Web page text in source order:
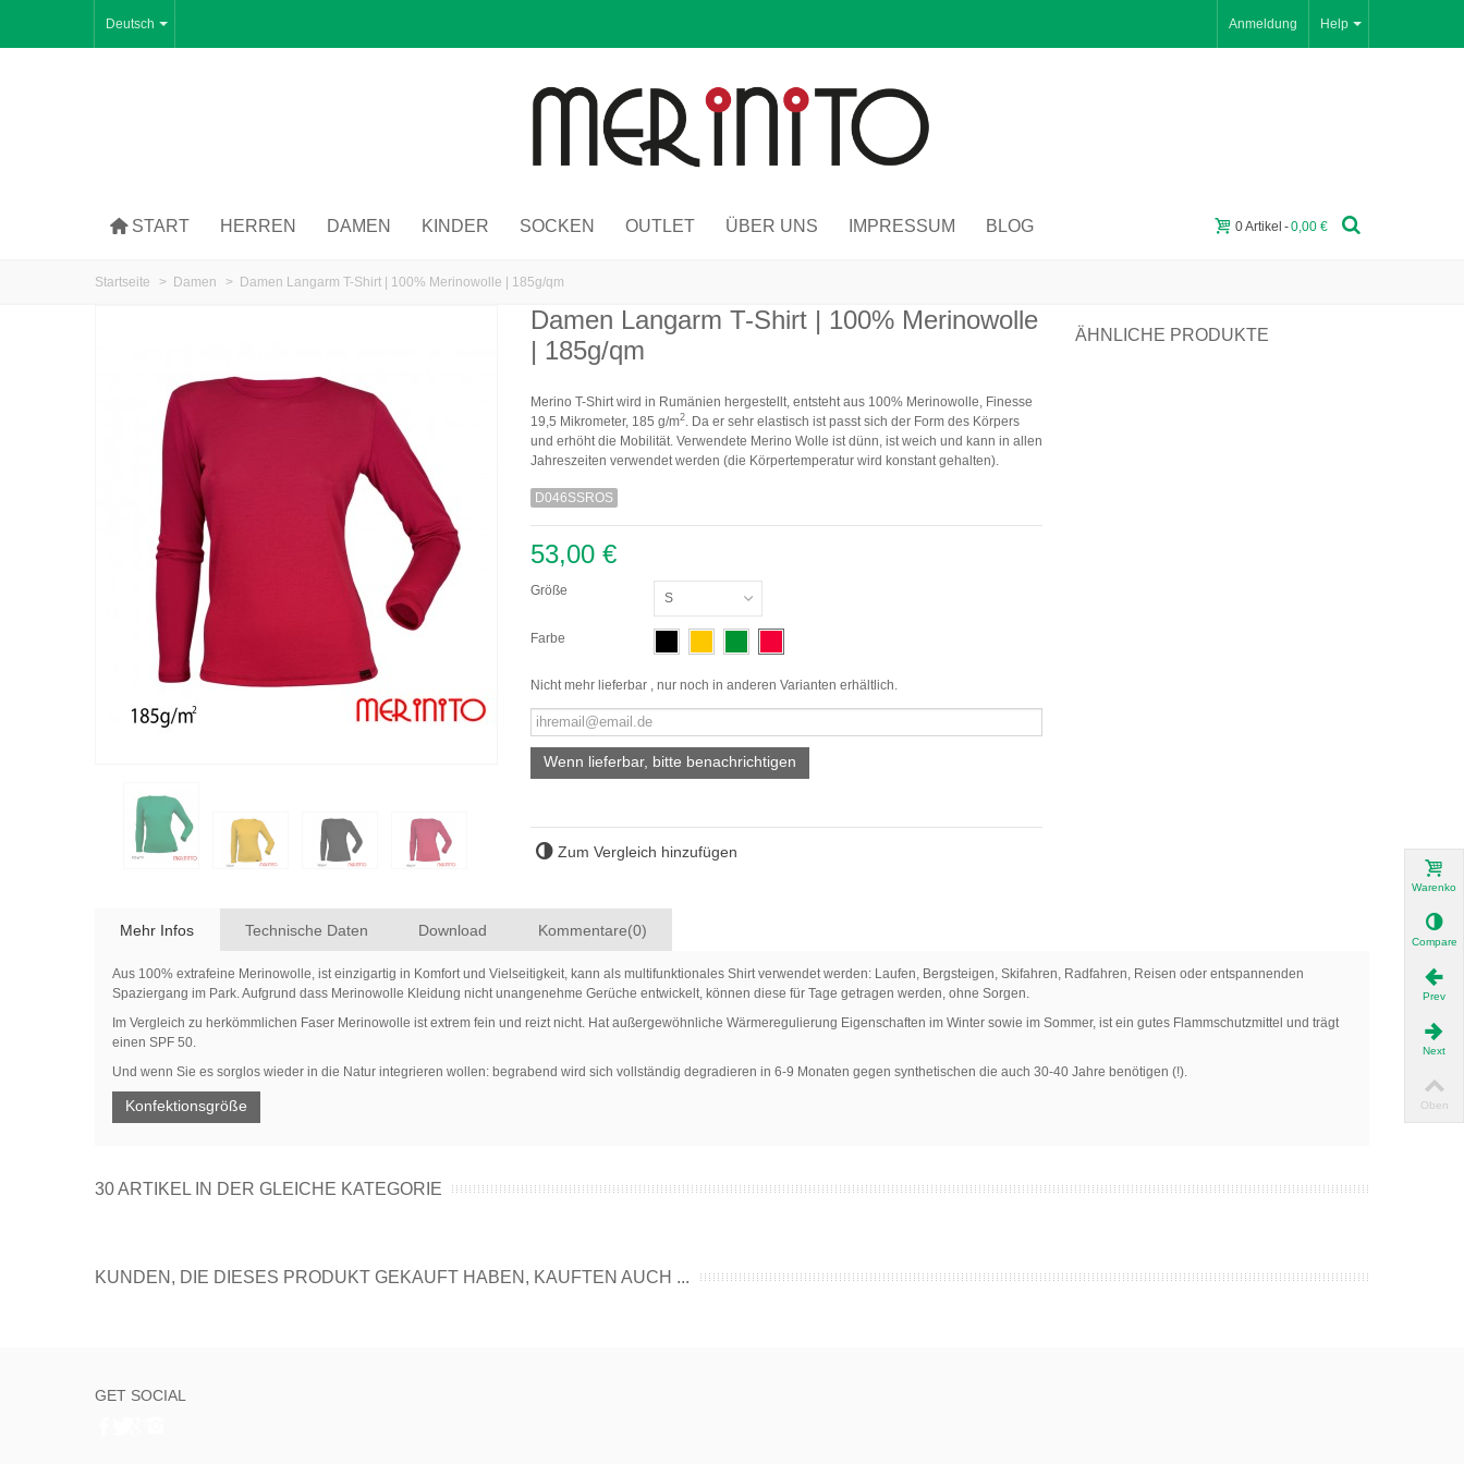
Help
Deutsch Anmeldung
0Artikel -0,00 €
START HERREN DAMEN KINDER SOCKEN OUTLET ÜBER UNS IMPRESSUM BLOG
Startseite > Damen > Damen Langarm T-Shirt | 100% Merinowolle | 185g/qm
Damen Langarm T-Shirt | 100% Merinowolle
| 185g/qm
Merino T-Shirt wird in Rumänien hergestellt, entsteht aus 100% Merinowolle, Finesse
19,5 Mikrometer, 185 g/m2. Da er sehr elastisch ist passt sich der Form des Körpers
und erhöht die Mobilität. Verwendete Merino Wolle ist dünn, ist weich und kann in allen
Jahreszeiten verwendet werden (die Körpertemperatur wird konstant gehalten).
D046SSROS
53,00 €
Größe S
Farbe
Nicht mehr lieferbar , nur noch in anderen Varianten erhältlich.
Wenn lieferbar, bitte benachrichtigen
Zum Vergleich hinzufügen
ÄHNLICHE PRODUKTE
Mehr Infos Technische Daten Download Kommentare(0)
Aus 100% extrafeine Merinowolle, ist einzigartig in Komfort und Vielseitigkeit, kann als multifunktionales Shirt verwendet werden: Laufen, Bergsteigen, Skifahren, Radfahren, Reisen oder entspannenden
Spaziergang im Park. Aufgrund dass Merinowolle Kleidung nicht unangenehme Gerüche entwickelt, können diese für Tage getragen werden, ohne Sorgen.
Im Vergleich zu herkömmlichen Faser Merinowolle ist extrem fein und reizt nicht. Hat außergewöhnliche Wärmeregulierung Eigenschaften im Winter sowie im Sommer, ist ein gutes Flammschutzmittel und trägt
einen SPF 50.
Und wenn Sie es sorglos wieder in die Natur integrieren wollen: begrabend wird sich vollständig degradieren in 6-9 Monaten gegen synthetischen die auch 30-40 Jahre benötigen (!).
Konfektionsgröße
30 ARTIKEL IN DER GLEICHE KATEGORIE
KUNDEN, DIE DIESES PRODUKT GEKAUFT HABEN, KAUFTEN AUCH ...
GET SOCIAL
Compare
Prev
Next
Oben